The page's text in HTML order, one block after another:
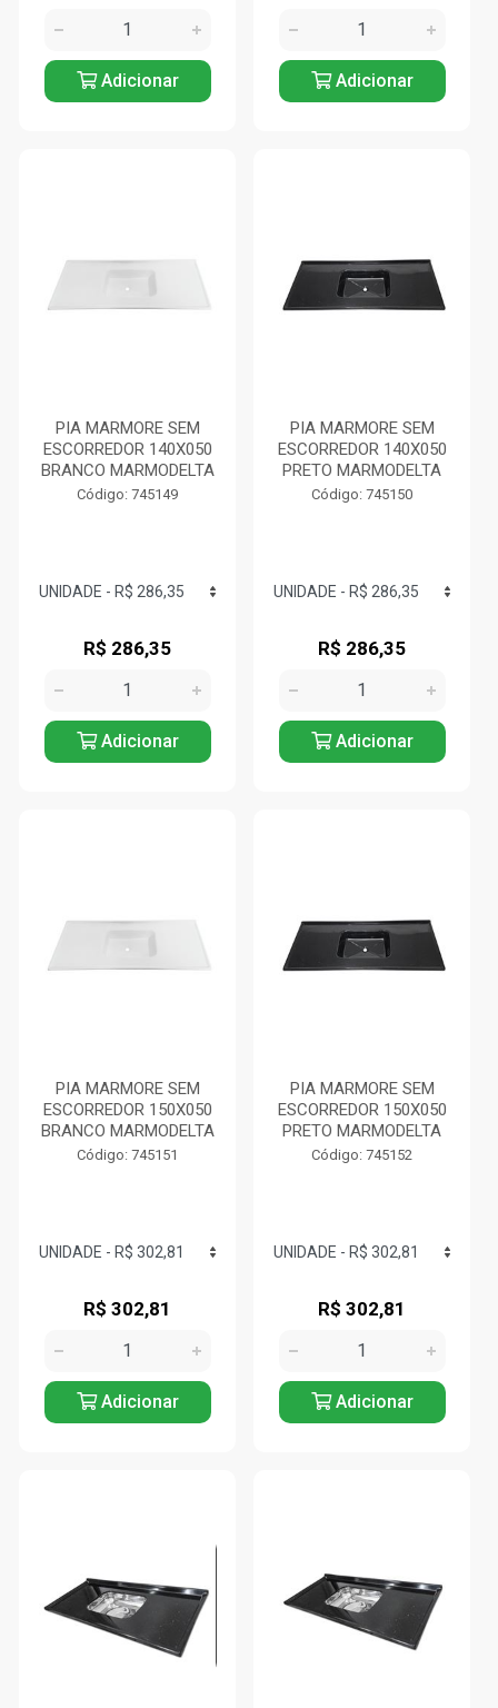
Adicionar Adicionar
PIA MARMORE SEM
ESCORREDOR 140X050
BRANCO MARMODELTA
Código: 745149
R$ 286,35
Adicionar
PIA MARMORE SEM
ESCORREDOR 140X050
PRETO MARMODELTA
Código: 745150
R$ 286,35
Adicionar
PIA MARMORE SEM
ESCORREDOR 150X050
BRANCO MARMODELTA
Código: 745151
R$ 302,81
Adicionar
PIA MARMORE SEM
ESCORREDOR 150X050
PRETO MARMODELTA
Código: 745152
R$ 302,81
Adicionar